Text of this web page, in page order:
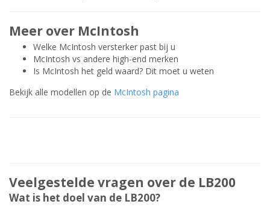
Meer over McIntosh
Welke McIntosh versterker past bij u
McIntosh vs andere high-end merken
Is McIntosh het geld waard? Dit moet u weten
Bekijk alle modellen op de McIntosh pagina
Veelgestelde vragen over de LB200
Wat is het doel van de LB200?